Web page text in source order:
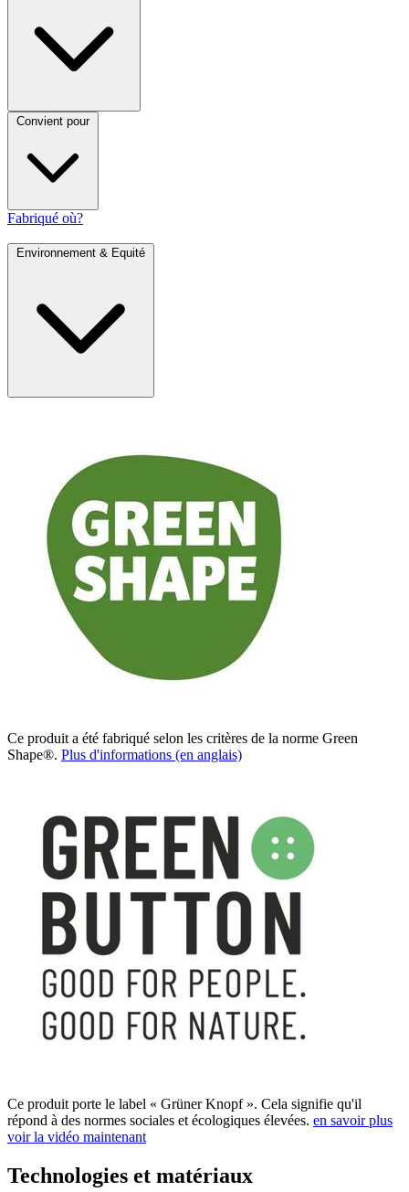
Convient pour
Fabriqué où?
Environnement & Equité
Ce produit a été fabriqué selon les critères de la norme Green
Shape®. Plus d'informations (en anglais)
Ce produit porte le label « Grüner Knopf ». Cela signifie qu'il
répond à des normes sociales et écologiques élevées. en savoir plus
voir la vidéo maintenant
Technologies et matériaux